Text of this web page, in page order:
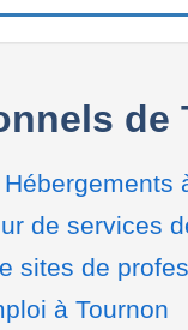
de
Hébergements
de services
sites de
à Tournon